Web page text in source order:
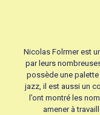
Nicolas Folrmer est
par leurs
possède une palette
jazz, il est aussi un
l’ont montré les
amener à